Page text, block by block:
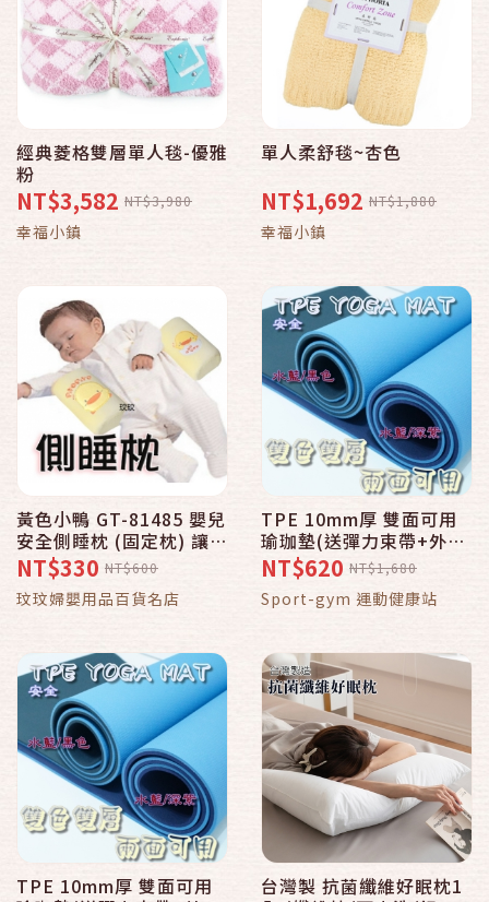
經典菱格雙層單人毯-優雅
粉
NT$3,582 NT$3,980
幸福小鎮
單人柔舒毯~杏色
NT$1,692 NT$1,880
幸福小鎮
黃色小鴨 GT-81485 嬰兒
安全側睡枕 (固定枕) 讓寶
寶以舒服的姿勢側睡
NT$330 NT$600
玟玟婦嬰用品百貨名店
TPE 10mm厚 雙面可用
瑜珈墊(送彈力束帶+外出
背袋) 練瑜珈,保護幼兒爬
行,禪修 靜坐,露營睡袋鋪
地 都好用
NT$620 NT$1,680
Sport-gym 運動健康站
TPE 10mm厚 雙面可用
台灣製 抗菌纖維好眠枕1